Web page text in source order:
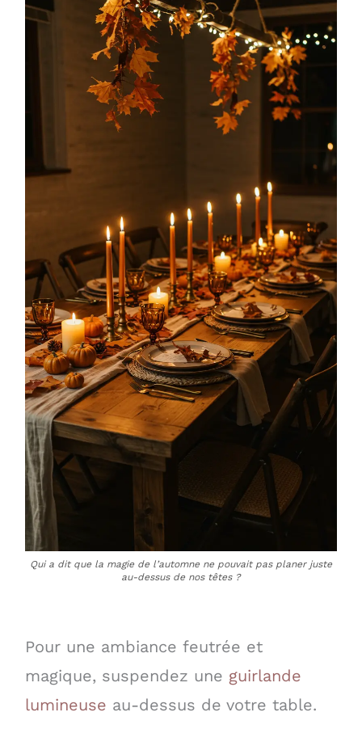
Qui a dit que la magie de l’automne ne pouvait pas planer juste
au-dessus de nos têtes ?
Pour une ambiance feutrée et
magique, suspendez une guirlande
lumineuse au-dessus de votre table.